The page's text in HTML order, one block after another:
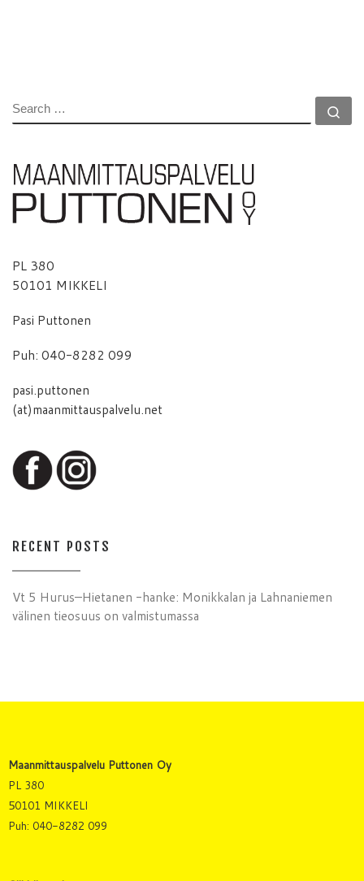
SEARCH
PL 380
50101 MIKKELI
Pasi Puttonen
Puh: 040-8282 099
pasi.puttonen
(at)maanmittauspalvelu.net
RECENT POSTS
Vt 5 Hurus–Hietanen -hanke: Monikkalan ja Lahnaniemen
välinen tieosuus on valmistumassa
Maanmittauspalvelu Puttonen Oy
PL 380
50101 MIKKELI
Puh: 040-8282 099